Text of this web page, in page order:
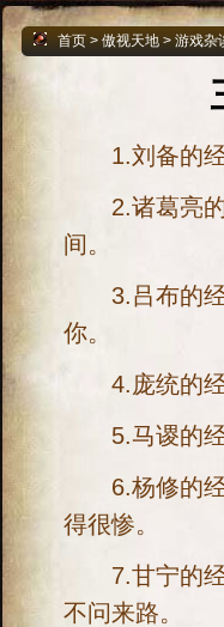
首页 > 傲视天地 > 游戏杂
1.刘备的经
2.诸葛亮的
间。
3.吕布的经
你。
4.庞统的经
5.马谡的经
6.杨修的经
得很惨。
7.甘宁的经
不问来路。